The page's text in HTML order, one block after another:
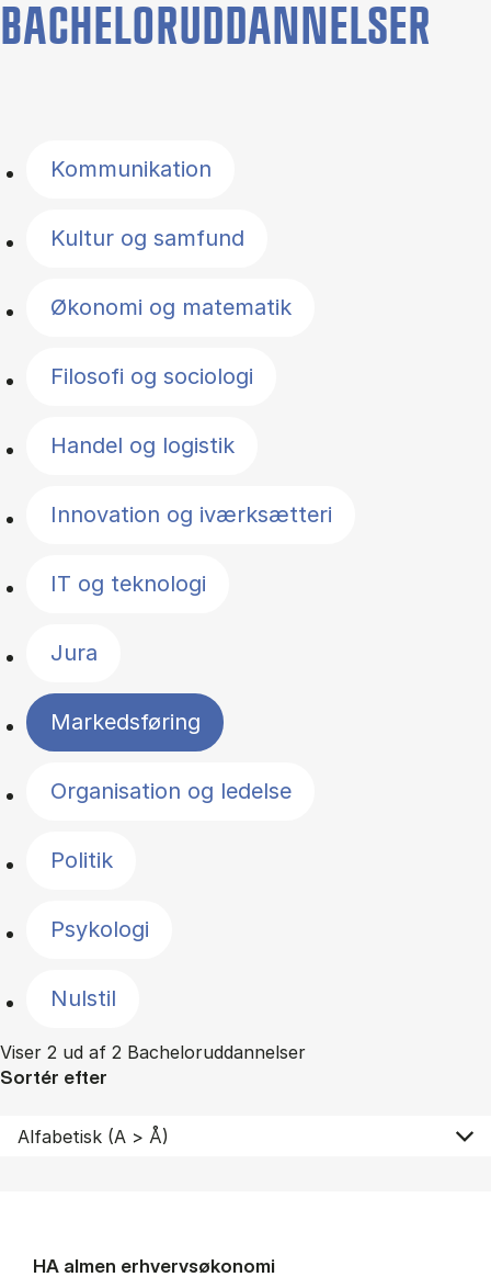
BACHELORUDDANNELSER
Kommunikation
Kultur og samfund
Økonomi og matematik
Filosofi og sociologi
Handel og logistik
Innovation og iværksætteri
IT og teknologi
Jura
Markedsføring
Organisation og ledelse
Politik
Psykologi
Nulstil
Viser 2 ud af 2 Bacheloruddannelser
Sortér efter
HA al­men erhvervs­økonomi